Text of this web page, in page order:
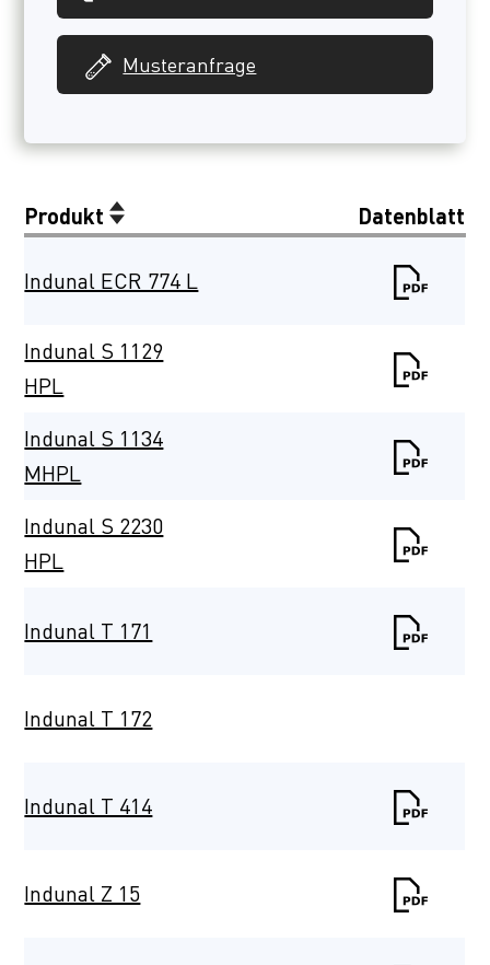
Musteranfrage
Produkt Datenblatt
Indunal ECR 774 L
Indunal S 1129
HPL
Indunal S 1134
MHPL
Indunal S 2230
HPL
Indunal T 171
Indunal T 172
Indunal T 414
Indunal Z 15